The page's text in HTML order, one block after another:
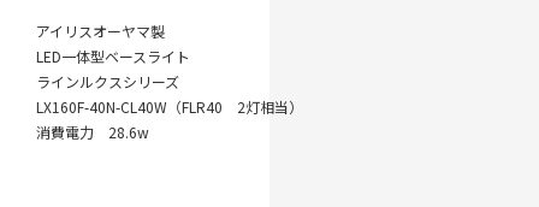
アイリスオーヤマ製
LED一体型ベースライト
ラインルクスシリーズ
LX160F-40N-CL40W（FLR40 2灯相当）
消費電力 28.6w